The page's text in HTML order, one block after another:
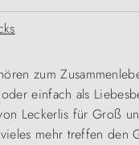
zum
einfach als
Leckerlis für Groß
mehr treffen den